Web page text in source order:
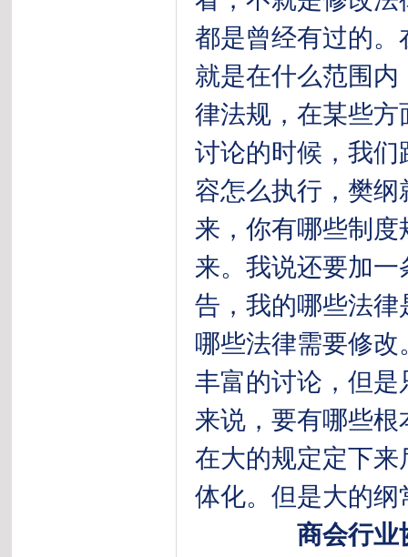
都是曾经有过的
就是在什么范围
律法规，在某些
讨论的时候，我
容怎么执行，樊
来，你有哪些制
来。我说还要加
告，我的哪些法
哪些法律需要修
丰富的讨论，但
来说，要有哪些
在大的规定定下
体化。但是大的
商会行业协